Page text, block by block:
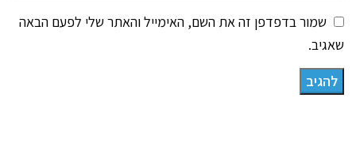
שמור בדפדפן זה את השם, האימייל והאתר שלי לפעם הבאה
שאגיב.